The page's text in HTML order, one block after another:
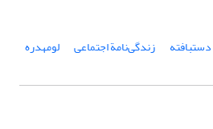
دست‏بافته زندگی‌نامة اجتماعی لومه‏دره